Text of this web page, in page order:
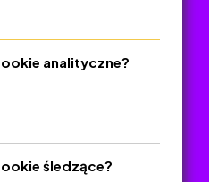
analityczne?
śledzące?